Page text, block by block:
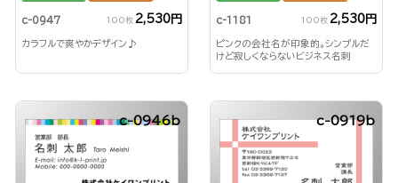
c-0947 100枚 2,530円
カラフルで爽やかデザイン♪
c-1181 100枚 2,530円
ピンクの会社名が印象的。シンプルだ
けど寂しくならないビジネス名刺
c-0946b c-0919b